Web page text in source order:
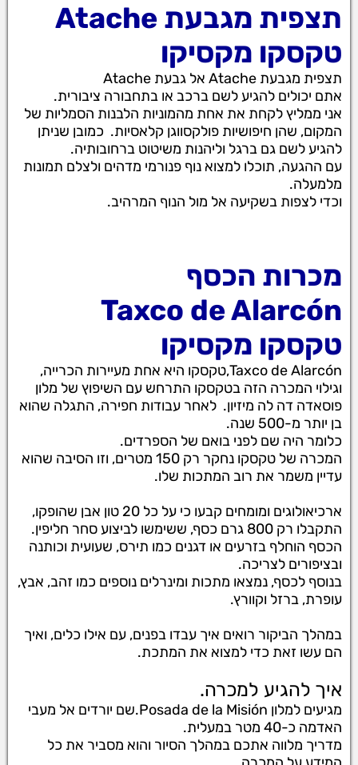
תצפית מגבעת Atache
טקסקו מקסיקו
תצפית מגבעת Atache אל גבעת Atache
אתם יכולים להגיע לשם ברכב או בתחבורה ציבורית.
אני ממליץ לקחת את אחת מהמוניות הלבנות הסמליות של
המקום, שהן חיפושיות פולקסווגן קלאסיות. כמובן שניתן
להגיע לשם גם ברגל וליהנות משיטוט ברחובותיה.
עם ההגעה, תוכלו למצוא נוף פנורמי מדהים ולצלם תמונות
מלמעלה.
וכדי לצפות בשקיעה אל מול הנוף המרהיב.
מכרות הכסף
Taxco de Alarcón
טקסקו מקסיקו
Taxco de Alarcón,טקסקו היא אחת מעיירות הכרייה,
וגילוי המכרה הזה בטקסקו התרחש עם השיפוץ של מלון
פוסאדה דה לה מיזיון. לאחר עבודות חפירה, התגלה שהוא
בן יותר מ-500 שנה.
כלומר היה שם לפני בואם של הספרדים.
המכרה של טקסקו נחקר רק 150 מטרים, וזו הסיבה שהוא
עדיין משמר את רוב המתכות שלו.
ארכיאולוגים ומומחים קבעו כי על כל 20 טון אבן שהופקו,
התקבלו רק 800 גרם כסף, ששימשו לביצוע סחר חליפין.
הכסף הוחלף בזרעים או דגנים כמו תירס, שעועית וכותנה
ובציפורים לצריכה.
בנוסף לכסף, נמצאו מתכות ומינרלים נוספים כמו זהב, אבץ,
עופרת, ברזל וקוורץ.
במהלך הביקור רואים איך עבדו בפנים, עם אילו כלים, ואיך
הם עשו זאת כדי למצוא את המתכת.
איך להגיע למכרה.
מגיעים למלון Posada de la Misión.שם יורדים אל מעבי
האדמה כ-40 מטר במעלית.
מדריך מלווה אתכם במהלך הסיור והוא מסביר את כל